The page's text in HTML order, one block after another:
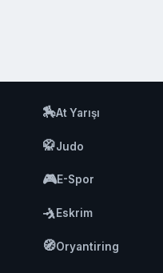
🏇At Yarışı
🥋Judo
🎮E-Spor
🤺Eskrim
🧭Oryantiring